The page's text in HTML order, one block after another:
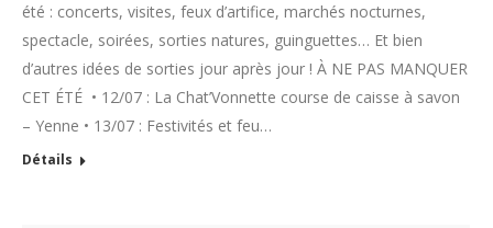
été : concerts, visites, feux d’artifice, marchés nocturnes,
spectacle, soirées, sorties natures, guinguettes… Et bien
d’autres idées de sorties jour après jour ! À NE PAS MANQUER
CET ÉTÉ • 12/07 : La Chat’Vonnette course de caisse à savon
– Yenne • 13/07 : Festivités et feu…
Détails